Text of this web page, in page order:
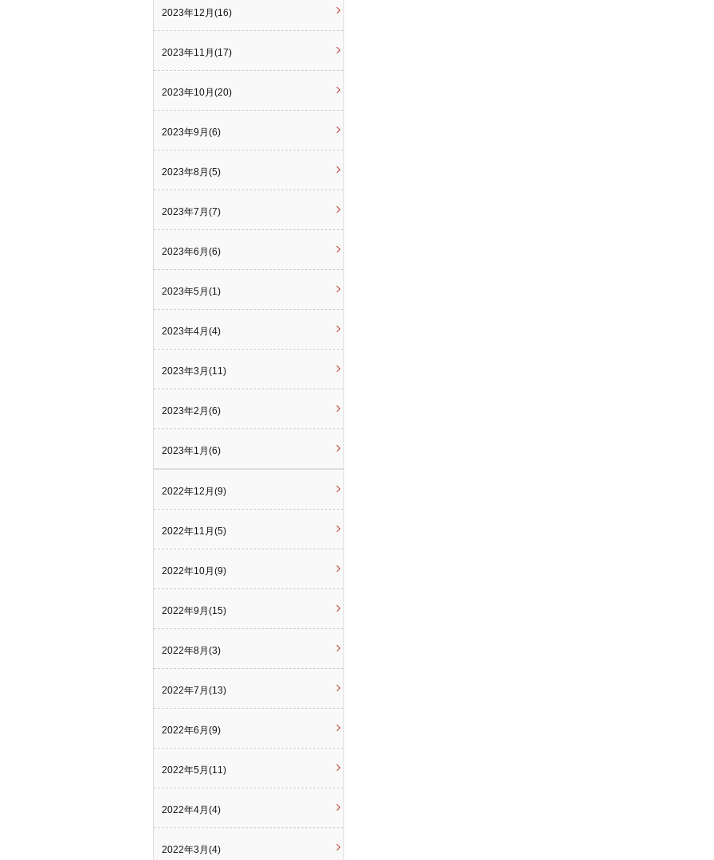
2023年12月(16)
2023年11月(17)
2023年10月(20)
2023年9月(6)
2023年8月(5)
2023年7月(7)
2023年6月(6)
2023年5月(1)
2023年4月(4)
2023年3月(11)
2023年2月(6)
2023年1月(6)
2022年12月(9)
2022年11月(5)
2022年10月(9)
2022年9月(15)
2022年8月(3)
2022年7月(13)
2022年6月(9)
2022年5月(11)
2022年4月(4)
2022年3月(4)